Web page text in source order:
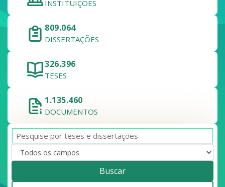
INSTITUIÇÕES
809.064
DISSERTAÇÕES
326.396
TESES
1.135.460
DOCUMENTOS
Buscar